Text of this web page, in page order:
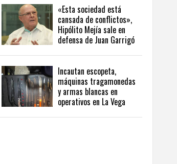
«Esta sociedad está
cansada de conflictos»,
Hipólito Mejía sale en
defensa de Juan Garrigó
Incautan escopeta,
máquinas tragamonedas
y armas blancas en
operativos en La Vega